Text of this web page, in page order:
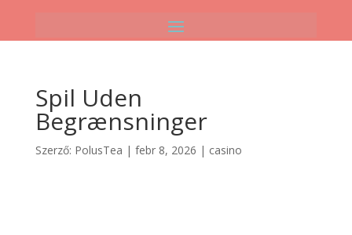
Spil Uden
Begrænsninger
Szerző: PolusTea | febr 8, 2026 | casino